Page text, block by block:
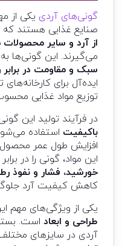
گونی‌های آردی یکی از
صنایع غذایی هستند که
از آرد و سایر محصولات
می‌گیرند. این گونی‌ها
سبک و مقاومت در
ایده‌آل برای کارخانه‌های
توزیع مواد غذایی
در فرآیند تولید این
باکیفیت استفاده
افزایش طول عمر
این مواد، گونی را در
خورشید، فشار و نفوذ
کاهش کیفیت آرد
یکی از ویژگی‌های مهم
طراحی و ابعاد است.
آردی در سایزهای